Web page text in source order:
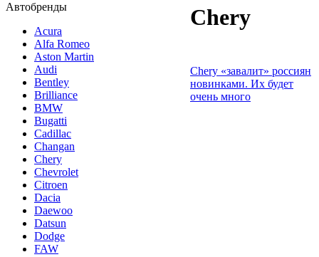
Автобренды
Acura
Alfa Romeo
Aston Martin
Audi
Bentley
Brilliance
BMW
Bugatti
Cadillac
Changan
Chery
Chevrolet
Citroen
Dacia
Daewoo
Datsun
Dodge
FAW
Chery
Chery «завалит» россиян
новинками. Их будет
очень много